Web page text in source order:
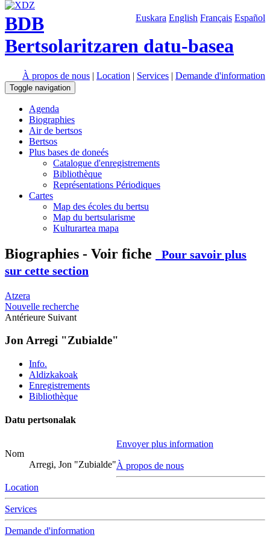
Euskara English Français Español
BDB
Bertsolaritzaren datu-basea
À propos de nous | Location | Services | Demande d'information
Toggle navigation
Agenda
Biographies
Air de bertsos
Bertsos
Plus bases de doneés
Catalogue d'enregistrements
Bibliothèque
Représentations Périodiques
Cartes
Map des écoles du bertsu
Map du bertsularisme
Kulturartea mapa
Biographies - Voir fiche
Pour savoir plus
sur cette section
Atzera
Nouvelle recherche
Antérieure Suivant
Jon Arregi "Zubialde"
Info.
Aldizkakoak
Enregistrements
Bibliothèque
Datu pertsonalak
Nom
Arregi, Jon "Zubialde"
Envoyer plus information
À propos de nous
Location
Services
Demande d'information